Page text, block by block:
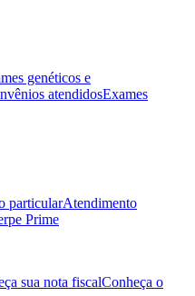
genéticos e
atendidosExames
particularAtendimento
Prime
sua nota fiscalConheça o